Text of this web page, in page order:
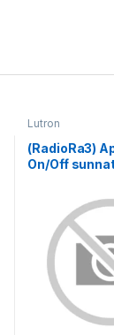
Lutron
(RadioRa3)
On/Off